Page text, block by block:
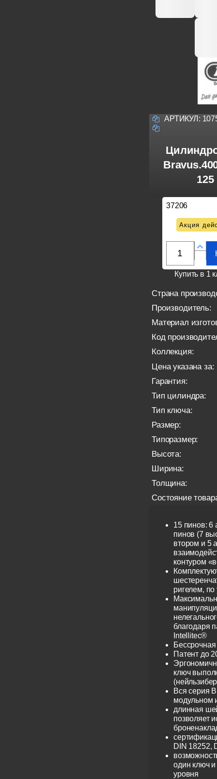
АРТИКУЛ:
37206
Акция
Купить в 1
Страна
Производитель:
Материал
Код
Коллекция:
Цена указана за:
Гарантия:
Тип цилиндра:
Тип ключа:
Размер:
Типоразмер:
Высота:
Ширина:
Толщина:
Состояние
15 пинов: 6
пинов (7
втором и 5
контуром
ригелем,
благодаря
Intellitec®
Патент до
ключ
Вся серия
модульном
длинная
позволяет
DIN 18252,
один ключ и
уровня